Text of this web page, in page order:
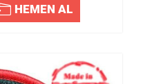
HEMEN AL